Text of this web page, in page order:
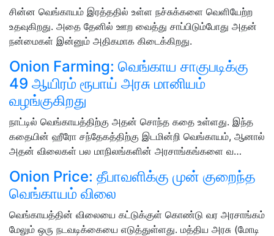
சின்ன வெங்காயம் இரத்ததில் உள்ள நச்சுக்களை வெளியேற்ற
உதவுகிறது. அதை தேனில் ஊற வைத்து சாப்பிடும்போது அதன்
நன்மைகள் இன்னும் அதிகமாக கிடைக்கிறது.
Onion Farming: வெங்காய சாகுபடிக்கு
49 ஆயிரம் ரூபாய் அரசு மானியம்
வழங்குகிறது
நாட்டில் வெங்காயத்திற்கு அதன் சொந்த கதை உள்ளது. இந்த
கதையின் ஹீரோ சந்தேகத்திற்கு இடமின்றி வெங்காயம், ஆனால்
அதன் விலைகள் பல மாநிலங்களின் அரசாங்கங்களை வ…
Onion Price: தீபாவளிக்கு முன் குறைந்த
வெங்காயம் விலை
வெங்காயத்தின் விலையை கட்டுக்குள் கொண்டு வர அரசாங்கம்
மேலும் ஒரு நடவடிக்கையை எடுத்துள்ளது. மத்திய அரசு (மோடி